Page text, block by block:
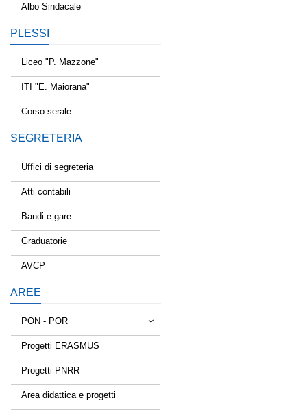
Albo Sindacale
PLESSI
Liceo "P. Mazzone"
ITI "E. Maiorana"
Corso serale
SEGRETERIA
Uffici di segreteria
Atti contabili
Bandi e gare
Graduatorie
AVCP
AREE
PON - POR
Tessere la rete
Estate a scuola
Scuola d'estate
Progetti ERASMUS
Progetti PNRR
Area didattica e progetti